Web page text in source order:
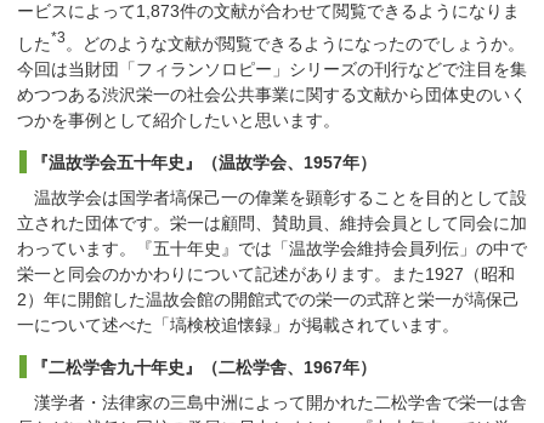
ービスによって1,873件の文献が合わせて閲覧できるようになりま
した*3 。どのような文献が閲覧できるようになったのでしょうか。
今回は当財団「フィランソロピー」シリーズの刊行などで注目を集
めつつある渋沢栄一の社会公共事業に関する文献から団体史のいく
つかを事例として紹介したいと思います。
『温故学会五十年史』（温故学会、1957年）
温故学会は国学者塙保己一の偉業を顕彰することを目的として設
立された団体です。栄一は顧問、賛助員、維持会員として同会に加
わっています。『五十年史』では「温故学会維持会員列伝」の中で
栄一と同会のかかわりについて記述があります。また1927（昭和
2）年に開館した温故会館の開館式での栄一の式辞と栄一が塙保己
一について述べた「塙検校追懐録」が掲載されています。
『二松学舎九十年史』（二松学舎、1967年）
漢学者・法律家の三島中洲によって開かれた二松学舎で栄一は舎